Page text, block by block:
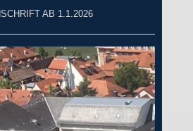
AB 1.1.2026